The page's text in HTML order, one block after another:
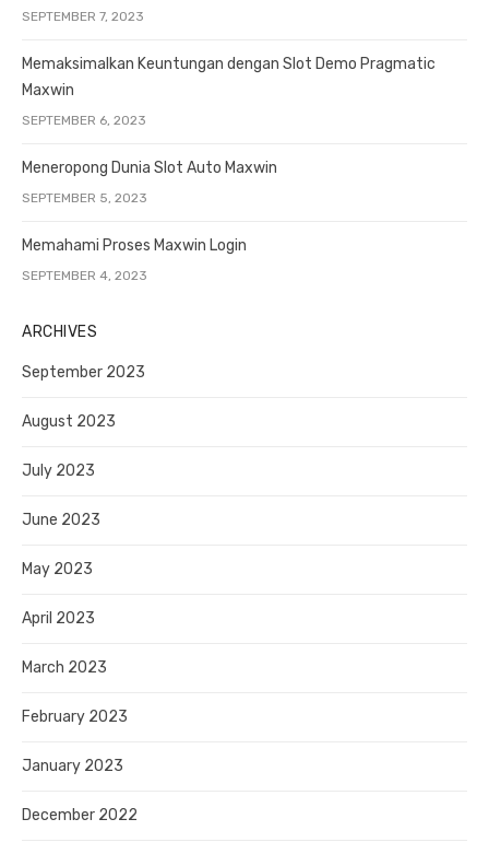
SEPTEMBER 7, 2023
Memaksimalkan Keuntungan dengan Slot Demo Pragmatic
Maxwin
SEPTEMBER 6, 2023
Meneropong Dunia Slot Auto Maxwin
SEPTEMBER 5, 2023
Memahami Proses Maxwin Login
SEPTEMBER 4, 2023
ARCHIVES
September 2023
August 2023
July 2023
June 2023
May 2023
April 2023
March 2023
February 2023
January 2023
December 2022